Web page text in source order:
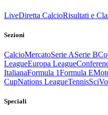
LiveDiretta CalcioRisultati e
Sezioni
CalcioMercatoSerie ASerie B
LeagueEuropa League
ItalianaFormula 1Formula E
CupNations LeagueTennisSci
Speciali